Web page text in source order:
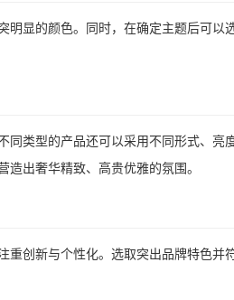
明显的颜色。同时，在确定主题后可以
同类型的产品还可以采用不同形式、亮
出奢华精致、高贵优雅的氛围。
重创新与个性化。选取突出品牌特色并